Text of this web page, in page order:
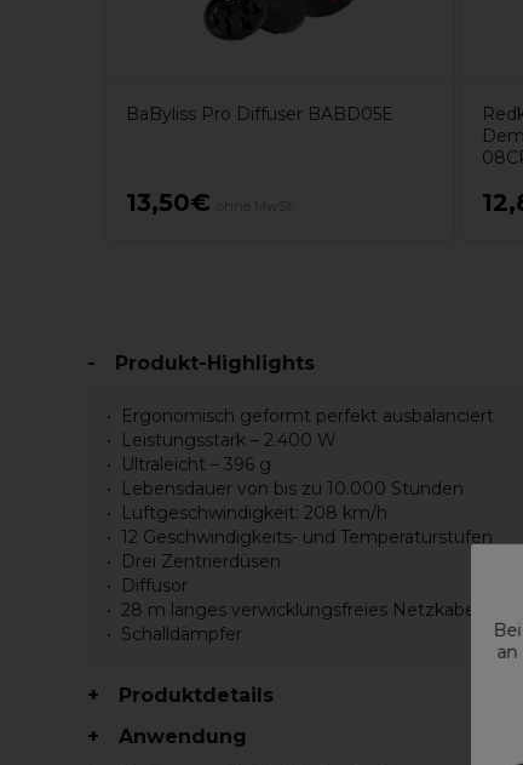
an
BaByliss Pro Diffuser BABD05E
13,50€
Produkt-Highlights
Ergonomisch geformt perfekt ausbalanciert
Leistungsstark – 2.400 W
Ultraleicht – 396 g
Lebensdauer von bis zu 10.000 Stunden
Luftgeschwindigkeit: 208 km/h
12 Geschwindigkeits- und Temperaturstufen
Drei Zentrierdüsen
Diffusor
28 m langes verwicklungsfreies Netzkabel
Schalldämpfer
Produktdetails
Anwendung